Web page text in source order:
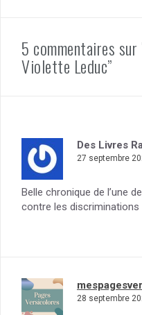
5 commentaires
Violette Leduc”
Des Livres
27 septembre
Belle chronique de l’une
contre les
28 septembre